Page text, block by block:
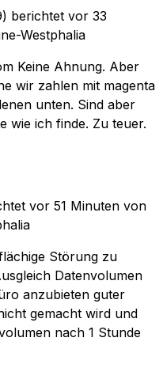
berichtet vor 33
Westphalia
Keine Ahnung. Aber
wir zahlen mit magenta
unten. Sind aber
wie ich finde. Zu teuer.
vor 51 Minuten von
Störung zu
Datenvolumen
anzubieten guter
gemacht wird und
nach 1 Stunde